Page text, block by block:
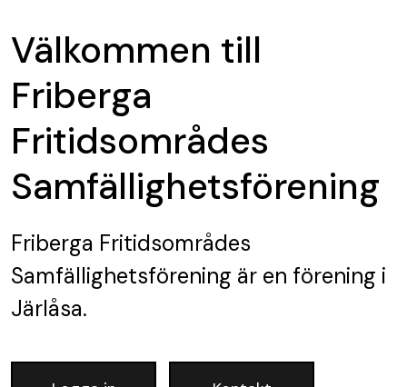
Välkommen till
Friberga
Fritidsområdes
Samfällighetsförening
Friberga Fritidsområdes
Samfällighetsförening är en förening i
Järlåsa.